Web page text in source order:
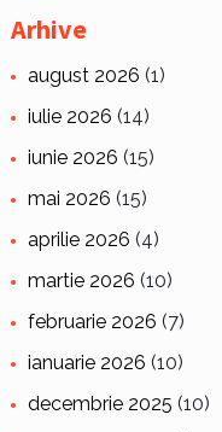
Arhive
august 2026 (1)
iulie 2026 (14)
iunie 2026 (15)
mai 2026 (15)
aprilie 2026 (4)
martie 2026 (10)
februarie 2026 (7)
ianuarie 2026 (10)
decembrie 2025 (10)